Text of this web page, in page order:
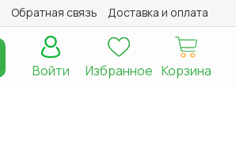
Обратная связь Доставка и оплата
Корзина
Избранное
Войти